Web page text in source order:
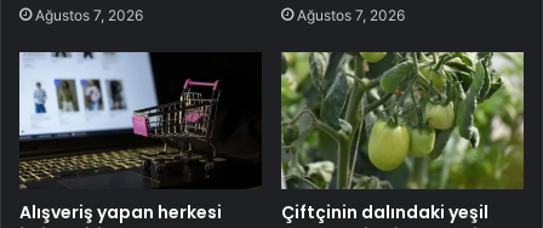
Ağustos 7, 2026 Ağustos 7, 2026
Alışveriş yapan herkesi
Çiftçinin dalındaki yeşil